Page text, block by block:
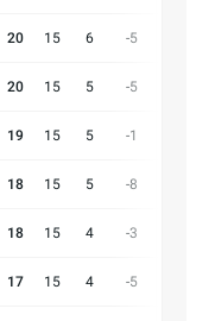
20 15 6 -5
20 15 5 -5
19 15 5 -1
18 15 5 -8
18 15 4 -3
17 15 4 -5